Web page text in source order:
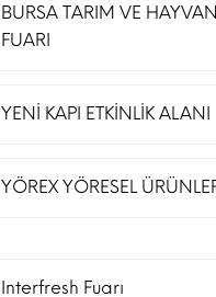
BURSA TARIM VE
FUARI
YENİ KAPI ETKİNLİK ALANI
YÖREX YÖRESEL
Interfresh Fuarı